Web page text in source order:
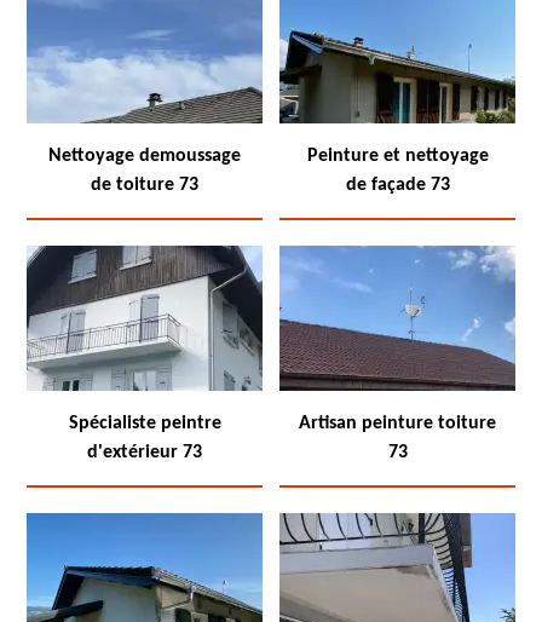
Nettoyage demoussage
de toiture 73
Peinture et nettoyage
de façade 73
Spécialiste peintre
d'extérieur 73
Artisan peinture toiture
73